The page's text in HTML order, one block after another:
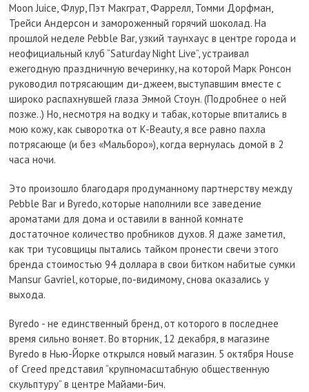
Moon Juice, Флур, Пэт Макграт, Фаррелл, Томми Дорфман,
Трейси Андерсон и замороженный горячий шоколад. На
прошлой неделе Pebble Bar, узкий таунхаус в центре города и
неофициальный клуб “Saturday Night Live”, устраивал
ежегодную праздничную вечеринку, на которой Марк Ронсон
руководил потрясающим ди-джеем, выступавшим вместе с
широко распахнувшей глаза Эммой Стоун. (Подробнее о ней
позже..) Но, несмотря на водку и табак, которые впитались в
мою кожу, как сыворотка от K-Beauty, я все равно пахла
потрясающе (и без «Мальборо»), когда вернулась домой в 2
часа ночи.
Это произошло благодаря продуманному партнерству между
Pebble Bar и Byredo, которые наполнили все заведение
ароматами для дома и оставили в ванной комнате
достаточное количество пробников духов. Я даже заметил,
как три тусовщицы пытались тайком пронести свечи этого
бренда стоимостью 94 доллара в свои битком набитые сумки
Mansur Gavriel, которые, по-видимому, снова оказались у
выхода.
Byredo - не единственный бренд, от которого в последнее
время сильно воняет. Во вторник, 12 декабря, в магазине
Byredo в Нью-Йорке открылся новый магазин. 5 октября House
of Creed представил “крупномасштабную общественную
скульптуру” в центре Майами-Бич.